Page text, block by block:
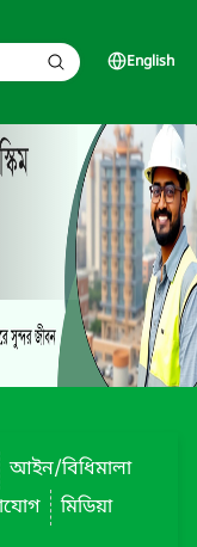
English
আইন/বিধিমালা
মিডিয়া